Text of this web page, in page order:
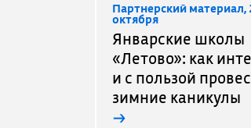
Партнерский материал,
октября
Январские школы
«Летово»: как
и с пользой
зимние каникулы
→